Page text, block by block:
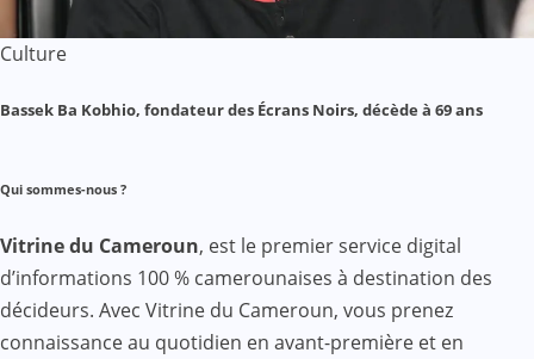
Culture
Bassek Ba Kobhio, fondateur des Écrans Noirs, décède à 69 ans
Qui sommes-nous ?
Vitrine du Cameroun, est le premier service digital
d’informations 100 % camerounaises à destination des
décideurs. Avec Vitrine du Cameroun, vous prenez
connaissance au quotidien en avant-première et en